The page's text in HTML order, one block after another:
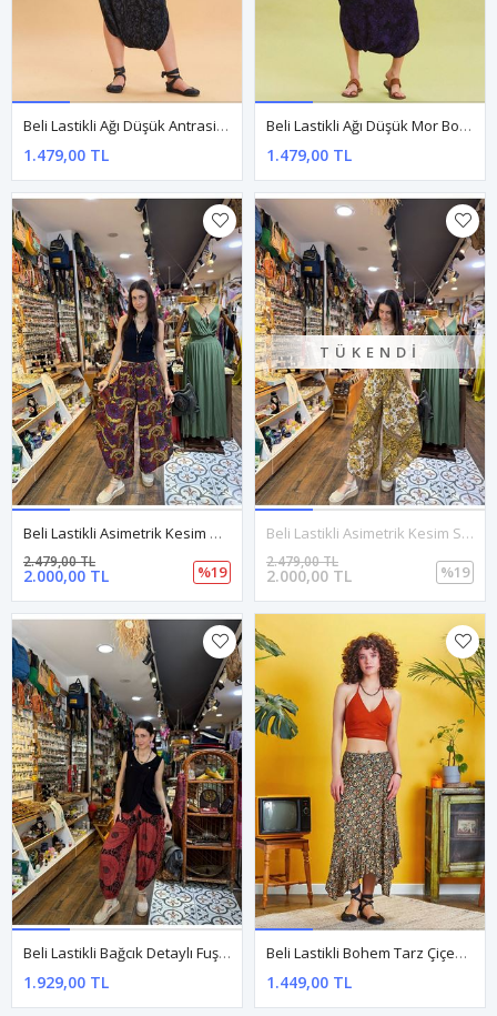
Beli Lastikli Ağı Düşük Antrasit Bohem Şalvar
1.479,00 TL
Beli Lastikli Ağı Düşük Mor Bohem Şalvar
1.479,00 TL
Beli Lastikli Asimetrik Kesim Desenli Kadın Etnik Pantolon
2.000,00 TL
2.479,00 TL
%19
TÜKENDI
Beli Lastikli Asimetrik Kesim Sarı Kadın Otantik Pantolon
2.000,00 TL
2.479,00 TL
%19
Beli Lastikli Bağcık Detaylı Fuşya Kadın Etnik Pantolon
1.929,00 TL
Beli Lastikli Bohem Tarz Çiçekli Volanlı Etek
1.449,00 TL